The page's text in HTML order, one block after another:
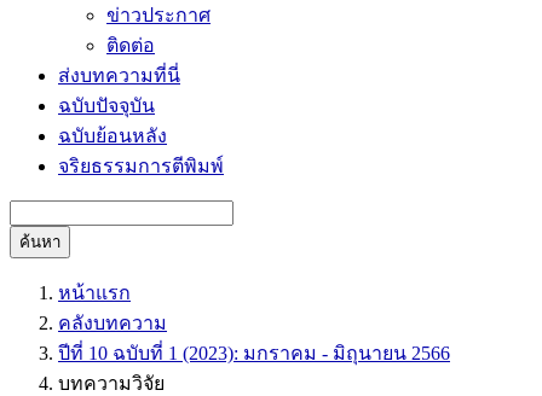
ข่าวประกาศ
ติดต่อ
ส่งบทความที่นี่
ฉบับปัจจุบัน
ฉบับย้อนหลัง
จริยธรรมการตีพิมพ์
ค้นหา
หน้าแรก
คลังบทความ
ปีที่ 10 ฉบับที่ 1 (2023): มกราคม - มิถุนายน 2566
บทความวิจัย